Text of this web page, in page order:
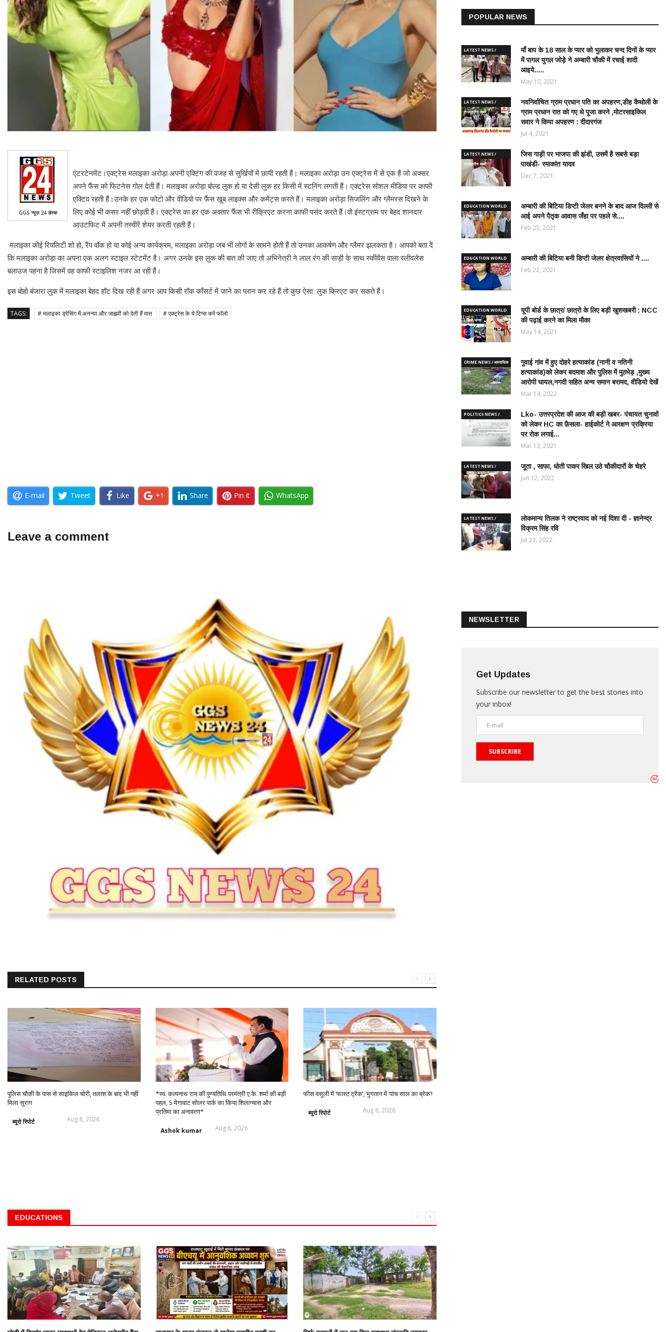
GGS न्यूज़ 24 डेस्क
एंटरटेनमेंट।एक्ट्रेस मलाइका अरोड़ा अपनी एक्टिंग की वजह से सुर्खियों में छायी रहती हैं। मलाइका अरोड़ा उन एक्ट्रेस में से एक हैं जो अक्सर
अपने फैंस को फिटनेस गोल देती हैं। मलाइका अरोड़ा बोल्ड लुक हो या देसी लुक हर किसी में स्टनिंग लगती हैं। एक्ट्रेस सोशल मीडिया पर काफी
एक्टिव रहती हैं।उनके हर एक फोटो और वीडियो पर फैंस खूब लाइक्स और कमेंट्स करते हैं। मलाइका अरोड़ा सिजलिंग और ग्लैमरस दिखने के
लिए कोई भी कसर नहीं छोड़ती हैं। एक्ट्रेस का हर एक अवतार फैंस भी रीक्रिएट करना काफी पसंद करते हैं।वो इंस्टग्राम पर बेहद शानदार
आउटफिट में अपनी तस्वीरें शेयर करती रहती हैं।
मलाइका कोई रियलिटी शो हो, रैंप वॉक हो या कोई अन्य कार्यक्रम, मलाइका अरोड़ा जब भी लोगों के सामने होती हैं तो उनका आकर्षण और ग्लैमर झलकता है। आपको बता दें
कि मलाइका अरोड़ा का अपना एक अलग स्टाइल स्टेटमेंट है। अगर उनके इस लुक की बात की जाए तो अभिनेत्री ने लाल रंग की साड़ी के साथ स्कीवेंस वाला स्लीवलेस
बलाउज पहना है जिसमें वह काफी स्टाइलिश नजर आ रही हैं।
इस बोहो बंजारा लुक में मलाइका बेहद हॉट दिख रही हैं अगर आप किसी रॉक कॉंसर्ट में जाने का प्लान कर रहे हैं तो कुछ ऐसा लुक क्रिएट कर सकते हैं।
TAGS: # मलाइका ड्रेसिंग में अनन्या और जाह्नवी को देती हैं मात # एक्ट्रेस के ये टिप्स करें फॉलो
E-mail Tweet Like +1 Share Pin it WhatsApp
Leave a comment
RELATED POSTS
पुलिस चौकी के पास से साइकिल चोरी, तलाश के बाद भी नहीं
मिला सुराग
ब्यूरो रिपोर्ट Aug 8, 2026
*स्व. कल्पनाथ राय की पुण्यतिथि परमंत्री ए.के. शर्मा की बड़ी
पहल, 5 मेगावाट सोलर पार्क का किया शिलान्यास और
प्रतिमा का अनावरण*
Ashok kumar Aug 8, 2026
फीस वसूली में ‘फास्ट ट्रैक’, भुगतान में ‘पांच साल का ब्रेक’!
ब्यूरो रिपोर्ट Aug 8, 2026
EDUCATIONS
POPULAR NEWS
LATEST NEWS /
ताज़ातरीन खबरें
माँ बाप के 18 साल के प्यार को भुलाकर चन्द दिनों के प्यार
में पागल युगल जोड़े ने अम्बारी चौकी में रचाई शादी
आइये.....
May 10, 2021
LATEST NEWS /
ताज़ातरीन खबरें
नवनिर्वाचित ग्राम प्रधान पति का अपहरण,डीह कैथोली के
ग्राम प्रधान रात को गए थे पूजा करने ,मोटरसाइकिल
सवार ने किया अपहरण : दीदारगंज
Jul 4, 2021
LATEST NEWS /
ताज़ातरीन खबरें
जिस गाड़ी पर भाजपा की झंडी, उसमें है सबसे बड़ा
पाखंडी- रमाकांत यादव
Dec 7, 2021
EDUCATION WORLD
/ शिक्षा जगत
अम्बारी की बिटिया डिप्टी जेलर बनने के बाद आज दिल्ली से
आई अपने पैतृक आवास जँहा पर पहले से....
Feb 25, 2021
EDUCATION WORLD
/ शिक्षा जगत
अम्बारी की बिटिया बनी डिप्टी जेलर क्षेत्रवासियों ने ....
Feb 22, 2021
EDUCATION WORLD
/ शिक्षा जगत
यूपी बोर्ड के छात्र/ छात्रो के लिए बड़ी खुशखबरी : NCC
की पढ़ाई करने का मिला मौका
May 14, 2021
CRIME NEWS / आपराधिक
ख़बरे
गुवाई गांव में हुए दोहरे हत्याकांड (नानी व नतिनी
हत्याकांड)को लेकर बदमाश और पुलिस में मुठभेड़ ,मुख्य
आरोपी घायल,नगदी सहित अन्य समान बरामद, वीडियो देखें
Mar 14, 2022
POLITICS NEWS /
राजनीतिक समाचार
Lko- उत्तरप्रदेश की आज की बड़ी खबर- पंचायत चुनावों
को लेकर HC का फ़ैसला- हाईकोर्ट ने आरक्षण प्रक्रिया
पर रोक लगाई...
Mar 13, 2021
LATEST NEWS /
ताज़ातरीन खबरें
जूता , साफा, धोती पाकर खिल उठे चौकीदारों के चेहरे
Jun 12, 2022
LATEST NEWS /
ताज़ातरीन खबरें
लोकमान्य तिलक ने राष्ट्रवाद को नई दिशा दी - ज्ञानेन्द्र
विक्रम सिंह रवि
Jul 23, 2022
NEWSLETTER
Get Updates
Subscribe our newsletter to get the best stories into
your inbox!
SUBSCRIBE